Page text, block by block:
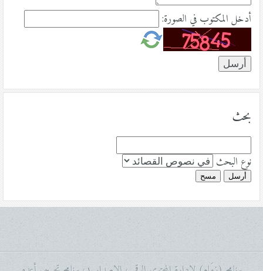
أدخل المكتوب في الصورة:
بحث
نوع البحث
أرسل مسح